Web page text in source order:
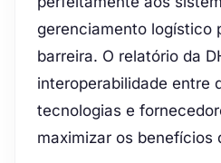
gerenciamento logístico
barreira. O relatório da
interoperabilidade entre
tecnologias e
maximizar os benefícios